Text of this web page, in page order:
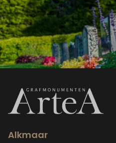
Alkmaar